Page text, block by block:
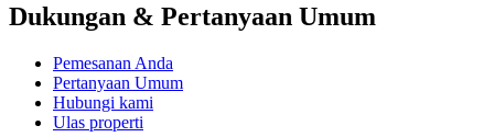
Dukungan & Pertanyaan Umum
Pemesanan Anda
Pertanyaan Umum
Hubungi kami
Ulas properti